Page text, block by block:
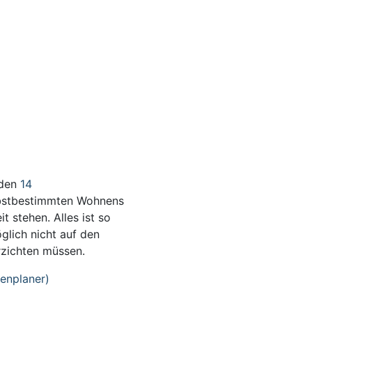
14
Wohnens
stehen. Alles ist so
nicht auf den
müssen.